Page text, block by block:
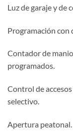
Luz de garaje y de
Programación con
Contador de
programados.
Control de
selectivo.
Apertura peatonal.